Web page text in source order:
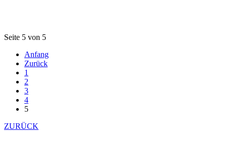
Seite 5 von 5
Anfang
Zurück
1
2
3
4
5
ZURÜCK